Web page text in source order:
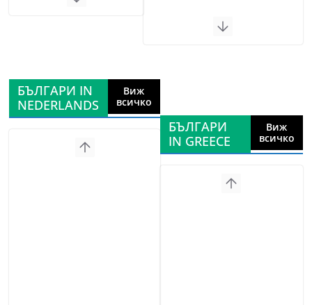
БЪЛГАРИ IN
NEDERLANDS
Виж
всичко
БЪЛГАРИ
IN GREECE
Виж
всичко